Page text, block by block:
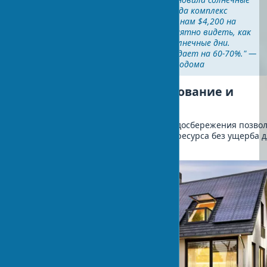
панели в 2022 году. За три года комплекс
мощностью 8 кВт сэкономил нам $4,200 на
электричестве. Особенно приятно видеть, как
счетчик крутится назад в солнечные дни.
Правда, зимой выработка падает на 60-70%." —
Джессика Кларк, владелица экодома
Эффективное водопользование и
Современные решения в области водосбережения
снизить потребление этого ценного ресурса без ущерба